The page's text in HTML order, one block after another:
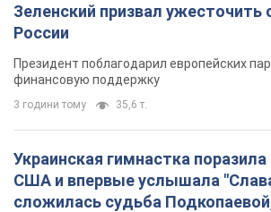
Зеленский призвал ужесточить
России
Президент поблагодарил европейских
финансовую поддержку
3 години тому 35,6 т.
Украинская гимнастка
США и впервые услышала
сложилась судьба